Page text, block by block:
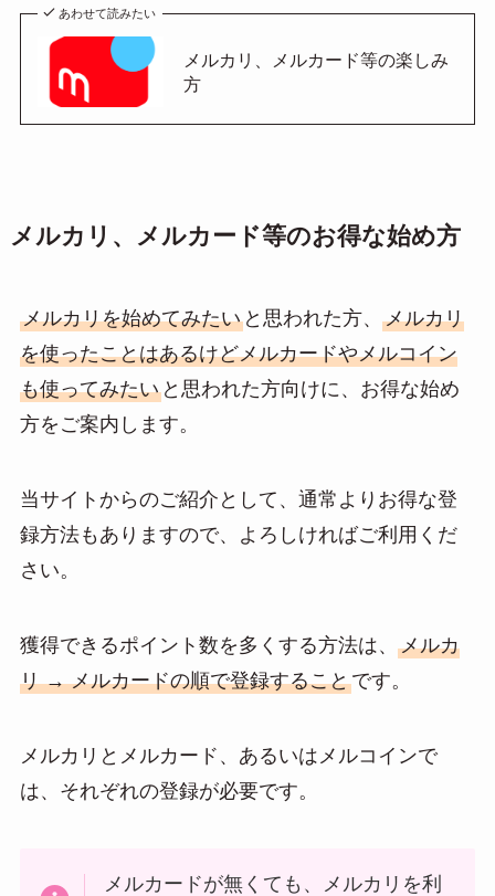
あわせて読みたい
メルカリ、メルカード等の楽しみ
方
メルカリ、メルカード等のお得な始め方
メルカリを始めてみたいと思われた方、 メルカリ
を使ったことはあるけどメルカードやメルコイン
も使ってみたいと思われた方向けに、お得な始め
方をご案内します。
当サイトからのご紹介として、通常よりお得な登
録方法もありますので、よろしければご利用くだ
さい。
獲得できるポイント数を多くする方法は、 メルカ
リ → メルカードの順で登録することです。
メルカリとメルカード、あるいはメルコインで
は、それぞれの登録が必要です。
メルカードが無くても、メルカリを利